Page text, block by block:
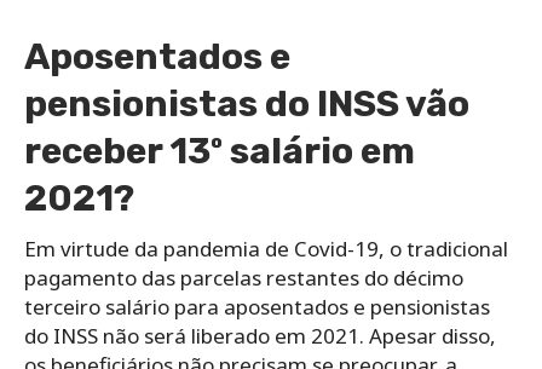
Aposentados e
pensionistas do INSS vão
receber 13º salário em
2021?
Em virtude da pandemia de Covid-19, o tradicional
pagamento das parcelas restantes do décimo
terceiro salário para aposentados e pensionistas
do INSS não será liberado em 2021. Apesar disso,